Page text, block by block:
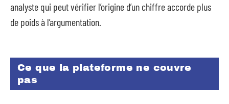
analyste qui peut vérifier l’origine d’un chiffre accorde plus
de poids à l’argumentation.
Ce que la plateforme ne couvre
pas